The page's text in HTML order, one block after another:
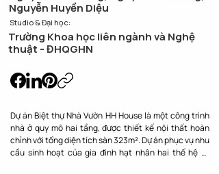
Nguyễn Huyền Diệu
Studio & Đại học:
Trường Khoa học liên ngành và Nghệ
thuật - ĐHQGHN
Dự án Biệt thự Nhà Vườn HH House là một công trình
nhà ở quy mô hai tầng, được thiết kế nội thất hoàn
chỉnh với tổng diện tích sàn 323m². Dự án phục vụ nhu
cầu sinh hoạt của gia đình hạt nhân hai thế hệ (4